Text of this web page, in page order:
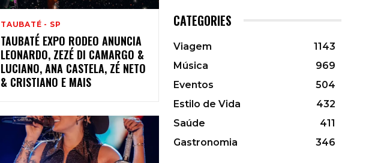
TAUBATÉ - SP
TAUBATÉ EXPO RODEO ANUNCIA
LEONARDO, ZEZÉ DI CAMARGO &
LUCIANO, ANA CASTELA, ZÉ NETO
& CRISTIANO E MAIS
CATEGORIES
Viagem
1143
Música
969
Eventos
504
Estilo de Vida
432
Saúde
411
Gastronomia
346